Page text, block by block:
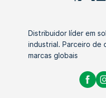
Distribuidor líder em
industrial. Parceiro de
marcas globais